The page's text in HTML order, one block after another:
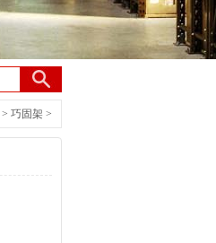
> 巧固架 >